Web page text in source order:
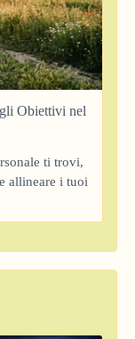
Obiettivi nel
ti trovi,
allineare i tuoi